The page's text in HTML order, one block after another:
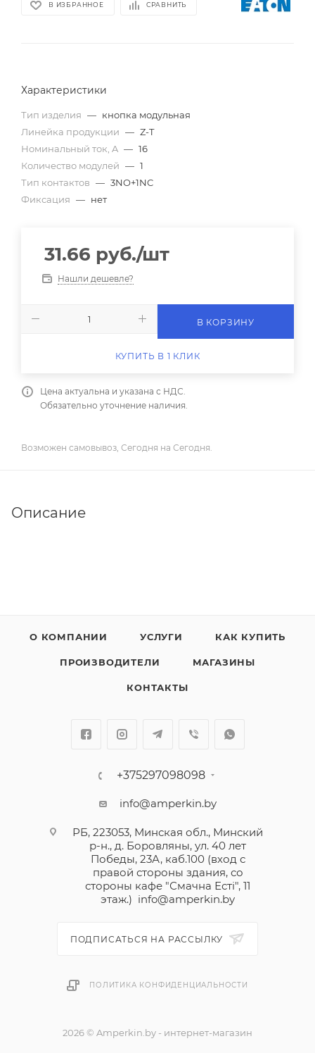
В ИЗБРАННОЕ СРАВНИТЬ
Характеристики
Тип изделия — кнопка модульная
Линейка продукции — Z-T
Номинальный ток, A — 16
Количество модулей — 1
Тип контактов — 3NO+1NC
Фиксация — нет
31.66 руб./шт
Нашли дешевле?
В КОРЗИНУ
КУПИТЬ В 1 КЛИК
Цена актуальна и указана с НДС.
Обязательно уточнение наличия.
Возможен самовывоз, Сегодня на Сегодня.
Описание
О КОМПАНИИ УСЛУГИ КАК КУПИТЬ
ПРОИЗВОДИТЕЛИ МАГАЗИНЫ
КОНТАКТЫ
+375297098098
info@amperkin.by
РБ, 223053, Минская обл., Минский
р-н., д. Боровляны, ул. 40 лет
Победы, 23А, каб.100 (вход с
правой стороны здания, со
стороны кафе "Смачна Естi", 11
этаж.) info@amperkin.by
ПОДПИСАТЬСЯ НА РАССЫЛКУ
ПОЛИТИКА КОНФИДЕНЦИАЛЬНОСТИ
2026 © Amperkin.by - интернет-магазин